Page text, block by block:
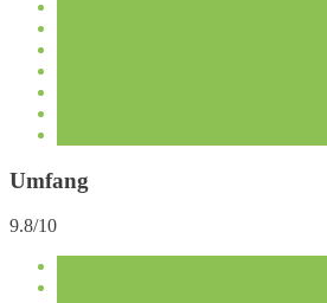
Umfang
9.8/10